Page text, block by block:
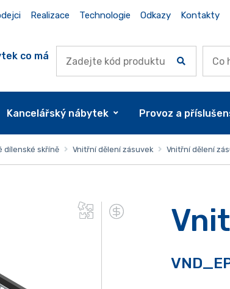
Realizace Technologie Odkazy Kontakty
co má
Kancelářský nábytek Provoz a
dílenské skříně Vnitřní dělení zásuvek Vnitřní dělení